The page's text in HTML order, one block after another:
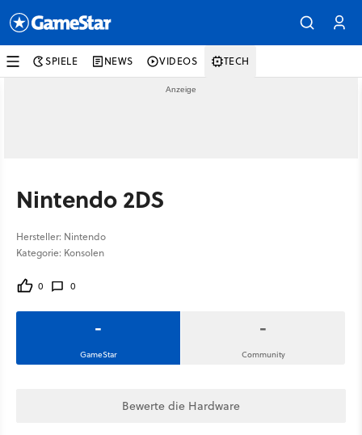
SPIELE NEWS VIDEOS TECH
Nintendo 2DS
Hersteller: Nintendo
Kategorie: Konsolen
0 0
-
GameStar
-
Community
Bewerte die Hardware